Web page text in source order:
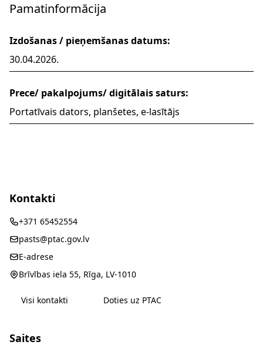
Pamatinformācija
Izdošanas / pieņemšanas datums:
30.04.2026.
Prece/ pakalpojums/ digitālais saturs:
Portatīvais dators, planšetes, e-lasītājs
Kontakti
+371 65452554
pasts@ptac.gov.lv
E-adrese
Brīvības iela 55, Rīga, LV-1010
Visi kontakti Doties uz PTAC
Saites